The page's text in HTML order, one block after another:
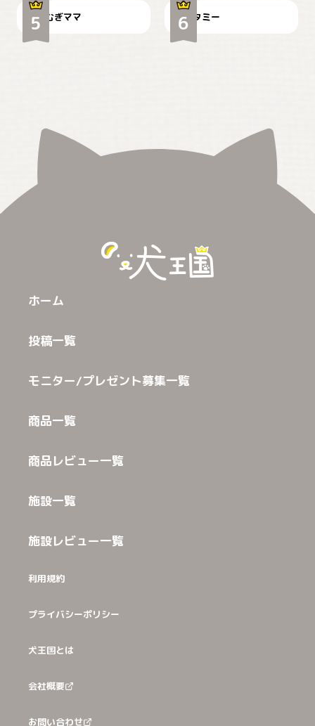
むぎママ タミー
ホーム
投稿一覧
モニター/プレゼント募集一覧
商品一覧
商品レビュー一覧
施設一覧
施設レビュー一覧
利用規約
プライバシーポリシー
犬王国とは
会社概要
お問い合わせ